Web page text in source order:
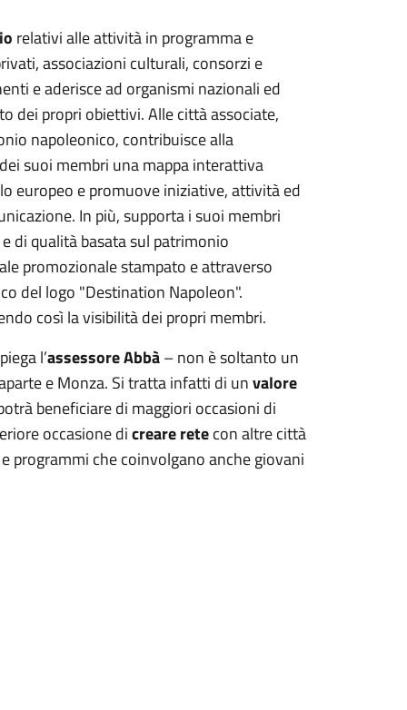
relativi alle attività in programma e
associazioni culturali, consorzi e
e aderisce ad organismi nazionali ed
dei propri obiettivi. Alle città associate,
napoleonico, contribuisce alla
suoi membri una mappa interattiva
europeo e promuove iniziative, attività ed
In più, supporta i suoi membri
di qualità basata sul patrimonio
promozionale stampato e attraverso
del logo "Destination Napoleon".
così la visibilità dei propri membri.
l’assessore Abbà– non è soltanto un
e Monza. Si tratta infatti di unvalore
beneficiare di maggiori occasioni di
occasione dicreare retecon altre città
programmi che coinvolgano anche giovani